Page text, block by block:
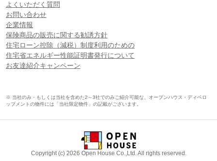
よくいただく質問
お問い合わせ
企業情報
保険商品の販売に関する勧誘方針
住宅ローン控除（減税）制度利用のための
住宅省エネルギー性能証明書発行について
お友達紹介キャンペーン
※ 当社のみ・もしくは当社を含めた2～3社でのみご紹介可能な、オープンハウス・ディベロ
ップメントの物件には「当社限定物件」の記載がございます。
Copyright (c) 2026 Open House Co.,Ltd. All rights reserved.